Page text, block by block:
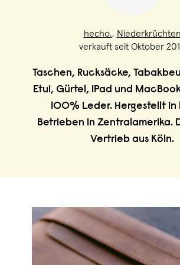
hecho., Niederkrüchten
verkauft seit Oktober
Taschen, Rucksäcke,
Etui, Gürtel, iPad und
100% Leder. Hergestellt in
Betrieben in Zentralamerika.
Vertrieb aus Köln.